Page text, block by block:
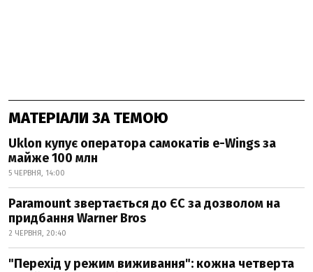
МАТЕРІАЛИ ЗА ТЕМОЮ
Uklon купує оператора самокатів e-Wings за
майже 100 млн
5 ЧЕРВНЯ, 14:00
Paramount звертається до ЄС за дозволом на
придбання Warner Bros
2 ЧЕРВНЯ, 20:40
"Перехід у режим виживання": кожна четверта